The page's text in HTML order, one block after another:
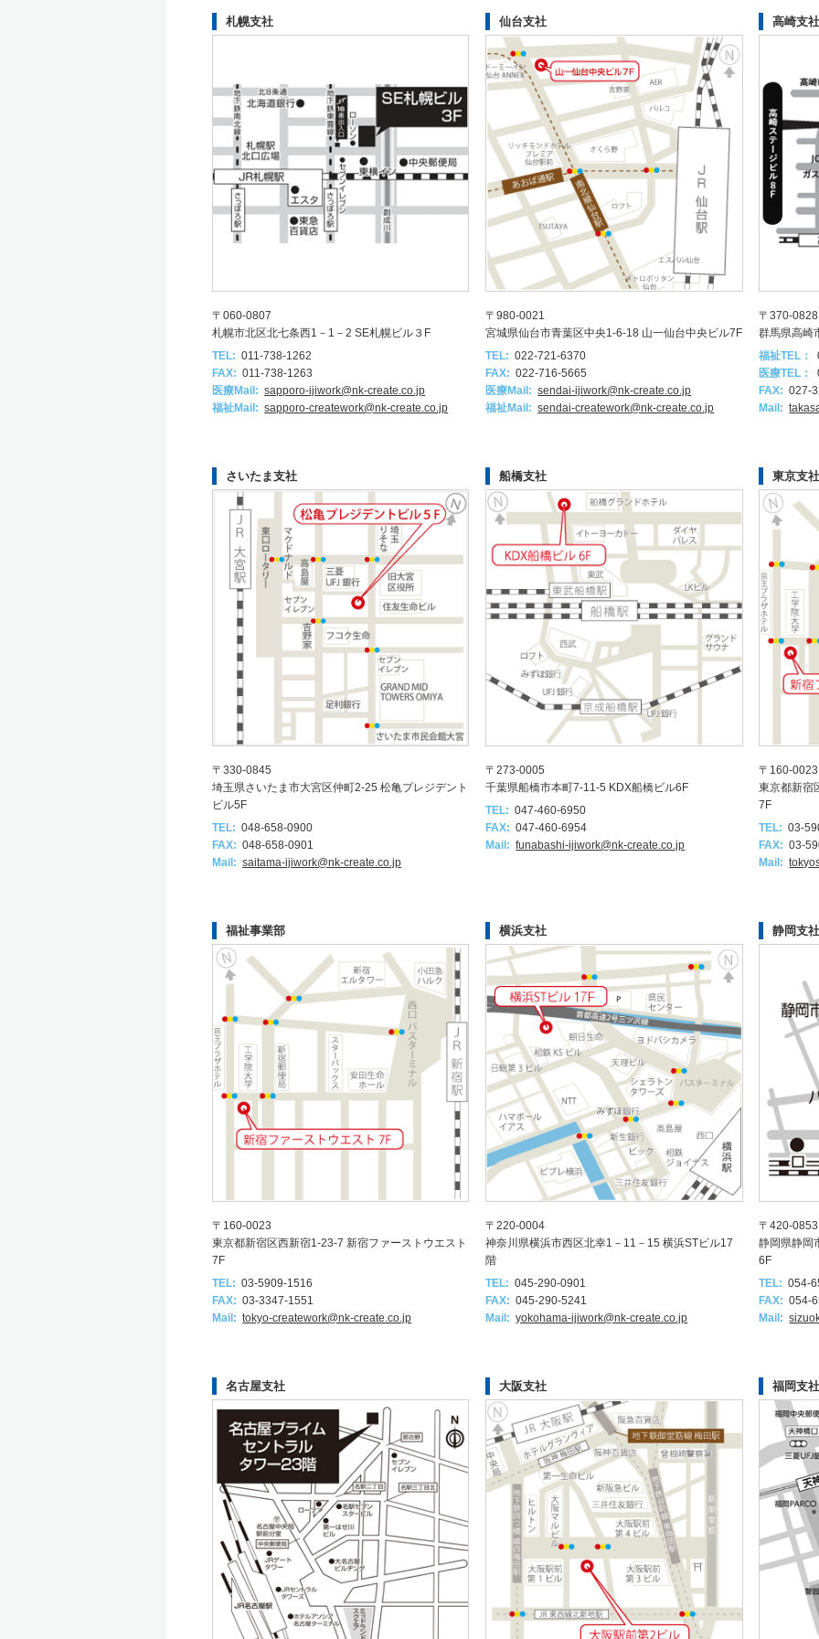
札幌支社
〒060-0807
札幌市北区北七条西1－1－2 SE札幌ビル３F
TEL: 011-738-1262
FAX: 011-738-1263
医療Mail: sapporo-ijiwork@nk-create.co.jp
福祉Mail: sapporo-creatework@nk-create.co.jp
仙台支社
〒980-0021
宮城県仙台市青葉区中央1-6-18 山一仙台中央ビル7F
TEL: 022-721-6370
FAX: 022-716-5665
医療Mail: sendai-ijiwork@nk-create.co.jp
福祉Mail: sendai-creatework@nk-create.co.jp
高崎支
〒370-0828
群馬県高崎
福祉TEL：
医療TEL：
FAX: 027-
Mail:
さいたま支社
〒330-0845
埼玉県さいたま市大宮区仲町2-25 松亀プレジデント
ビル5F
TEL: 048-658-0900
FAX: 048-658-0901
Mail: saitama-ijiwork@nk-create.co.jp
船橋支社
〒273-0005
千葉県船橋市本町7-11-5 KDX船橋ビル6F
TEL: 047-460-6950
FAX: 047-460-6954
Mail: funabashi-ijiwork@nk-create.co.jp
東京支
〒160-0023
東京都新宿
7F
TEL: 03-
FAX: 03-
Mail:
福祉事業部
〒160-0023
東京都新宿区西新宿1-23-7 新宿ファーストウエスト
7F
TEL: 03-5909-1516
FAX: 03-3347-1551
Mail: tokyo-creatework@nk-create.co.jp
横浜支社
〒220-0004
神奈川県横浜市西区北幸1－11－15 横浜STビル17
階
TEL: 045-290-0901
FAX: 045-290-5241
Mail: yokohama-ijiwork@nk-create.co.jp
静岡支
〒420-0853
静岡県静岡
6F
TEL: 054-
FAX: 054-
Mail:
名古屋支社 大阪支社 福岡支